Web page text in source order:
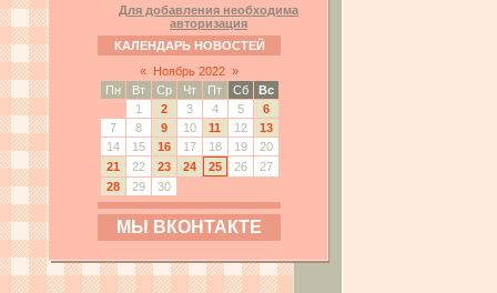
Для добавления необходима
авторизация
КАЛЕНДАРЬ НОВОСТЕЙ
«
Ноябрь 2022 »
Пн
Вт Ср Чт Пт Сб
Вс
1
2 3 4 5
6
7
8 9 10 11 12
13
14
15 16 17 18 19
20
21
22 23 24 25 26
27
28
29 30
МЫ ВКОНТАКТЕ